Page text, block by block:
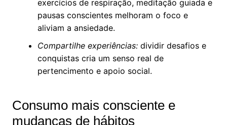
exercícios de respiração, meditação guiada e
pausas conscientes melhoram o foco e
aliviam a ansiedade.
Compartilhe experiências:dividir desafios e
conquistas cria um senso real de
pertencimento e apoio social.
Consumo mais consciente e
mudanças de hábitos